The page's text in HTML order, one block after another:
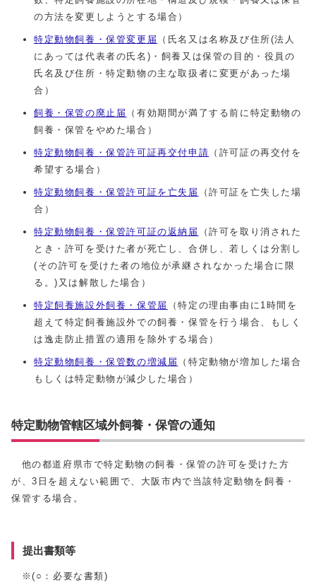
の方法を変更しようとする場合）
特定動物飼養・保管変更届
（氏名又は名称及び住所(法人
にあっては代表者の氏名)・飼養又は保管の目的・役員の
氏名及び住所・特定動物の主な取扱者に変更があった場
合）
飼養・保管の廃止届
（有効期間が満了する前に特定動物の
飼養・保管をやめた場合）
特定動物飼養・保管許可証再交付申請 （許可証の再交付を
希望する場合）
特定動物飼養・保管許可証を亡失届
（許可証を亡失した場
合）
特定動物飼養・保管許可証の返納届
（許可を取り消された
とき・許可を受けた者が死亡し、合併し、若しくは分割し
(その許可を受けた者の地位が承継されなかった場合に限
る。)又は解散した場合）
特定飼養施設外飼養・保管届
（特定の理由事由に1時間を
超えて特定飼養施設外での飼養・保管を行う場合、もしく
は逸走防止措置の適用を除外する場合）
特定動物飼養・保管数の増減届
（特定動物が増加した場合
もしくは特定動物が減少した場合）
特定動物管轄区域外飼養・保管の通知
他の都道府県市で特定動物の飼養・保管の許可を受けた方
が、3日を超えない範囲で、大阪市内で当該特定動物を飼養・
保管する場合。
提出書類等
※(○：必要な書類)